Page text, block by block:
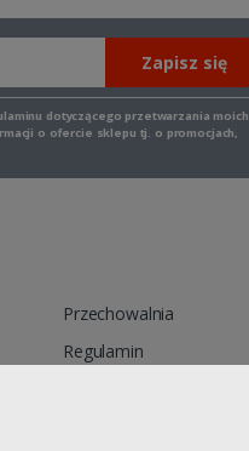
Zapisz się
dotyczącego przetwarzania moich
o ofercie sklepu tj. o promocjach,
Przechowalnia
Regulamin